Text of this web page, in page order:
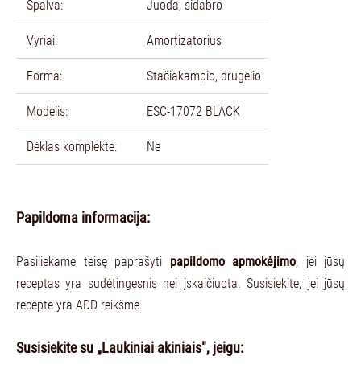
Spalva: Juoda, sidabro
Vyriai: Amortizatorius
Forma: Stačiakampio, drugelio
Modelis: ESC-17072 BLACK
Dėklas komplekte: Ne
Papildoma informacija:
Pasiliekame teisę paprašyti papildomo apmokėjimo, jei jūsų
receptas yra sudėtingesnis nei įskaičiuota. Susisiekite, jei jūsų
recepte yra ADD reikšmė.
Susisiekite su „Laukiniai akiniais", jeigu: